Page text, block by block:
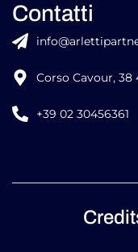
Contatti
Corso Cavour, 38
+39 02 30456361